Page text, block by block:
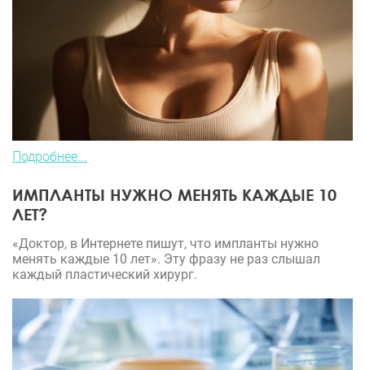
Подробнее...
ИМПЛАНТЫ НУЖНО МЕНЯТЬ КАЖДЫЕ 10
ЛЕТ?
«Доктор, в Интернете пишут, что импланты нужно
менять каждые 10 лет». Эту фразу не раз слышал
каждый пластический хирург.